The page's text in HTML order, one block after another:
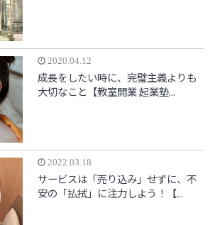
2020.04.12
成長をしたい時に、完璧主義よりも
大切なこと【教室開業 起業塾...
2022.03.18
サービスは「売り込み」せずに、不
安の「払拭」に注力しよう！【...